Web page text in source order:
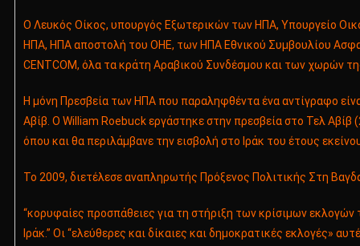
Ο Λευκός Οίκος, υπουργός Εξωτερικών των ΗΠΑ, Υπουργείο
ΗΠΑ, ΗΠΑ αποστολή του ΟΗΕ, των ΗΠΑ Εθνικού Συμβουλίου
CENTCOM, όλα τα κράτη Αραβικού Συνδέσμου και των χωρών
Η μόνη Πρεσβεία των ΗΠΑ που παραληφθέντα ένα αντίγραφο
Αβίβ. Ο William Roebuck εργάστηκε στην πρεσβεία στο Τελ Αβίβ
όπου και θα περιλάμβανε την εισβολή στο Ιράκ του έτους
Το 2009, διετέλεσε αναπληρωτής Πρόξενος Πολιτικής Στη
“κορυφαίες προσπάθειες για τη στήριξη των κρίσιμων εκλογών
Ιράκ.” Οι “ελεύθερες και δίκαιες και δημοκρατικές εκλογές»